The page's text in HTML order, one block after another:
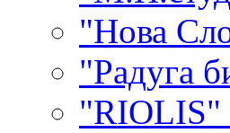
"Нова
"Радуга
"RIOLIS"